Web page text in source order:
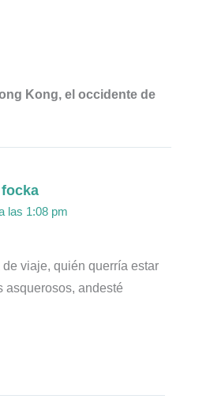
Kong, el occidente de
las 1:08 pm
de viaje, quién querría estar
asquerosos, andesté